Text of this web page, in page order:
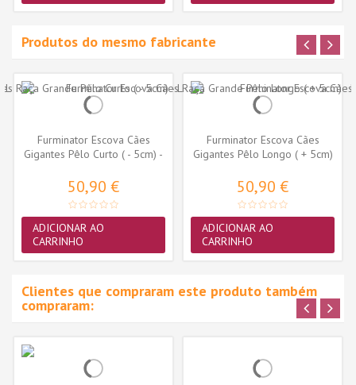
Produtos do mesmo fabricante
Furminator Escova Cães
Gigantes Pêlo Curto ( - 5cm) -
50,90 €
ADICIONAR AO
CARRINHO
Furminator Escova Cães
Gigantes Pêlo Longo ( + 5cm)
50,90 €
ADICIONAR AO
CARRINHO
Clientes que compraram este produto também
compraram: